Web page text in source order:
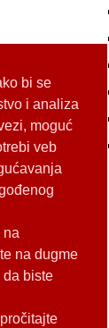
bi se
i analiza
moguć
veb
na
na dugme
biste